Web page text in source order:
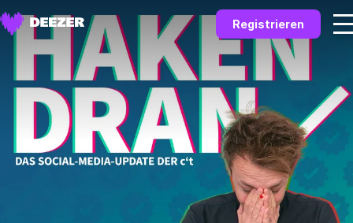
Registrieren